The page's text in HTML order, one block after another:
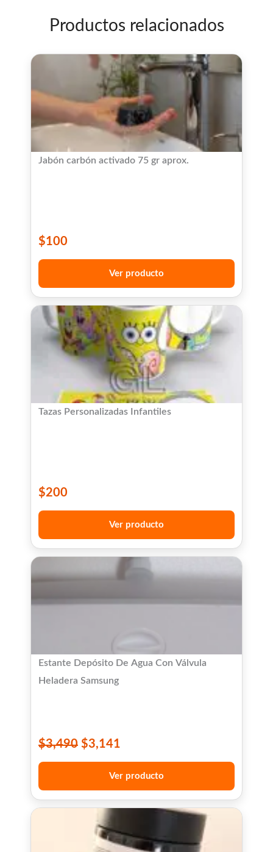
Productos relacionados
Jabón carbón activado 75 gr aprox.
$100
Ver producto
Tazas Personalizadas Infantiles
$200
Ver producto
Estante Depósito De Agua Con Válvula
Heladera Samsung
$3,490 $3,141
Ver producto